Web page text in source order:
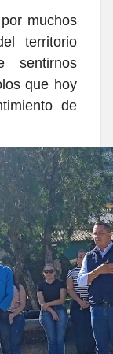
muchos
territorio
sentirnos
que hoy
de